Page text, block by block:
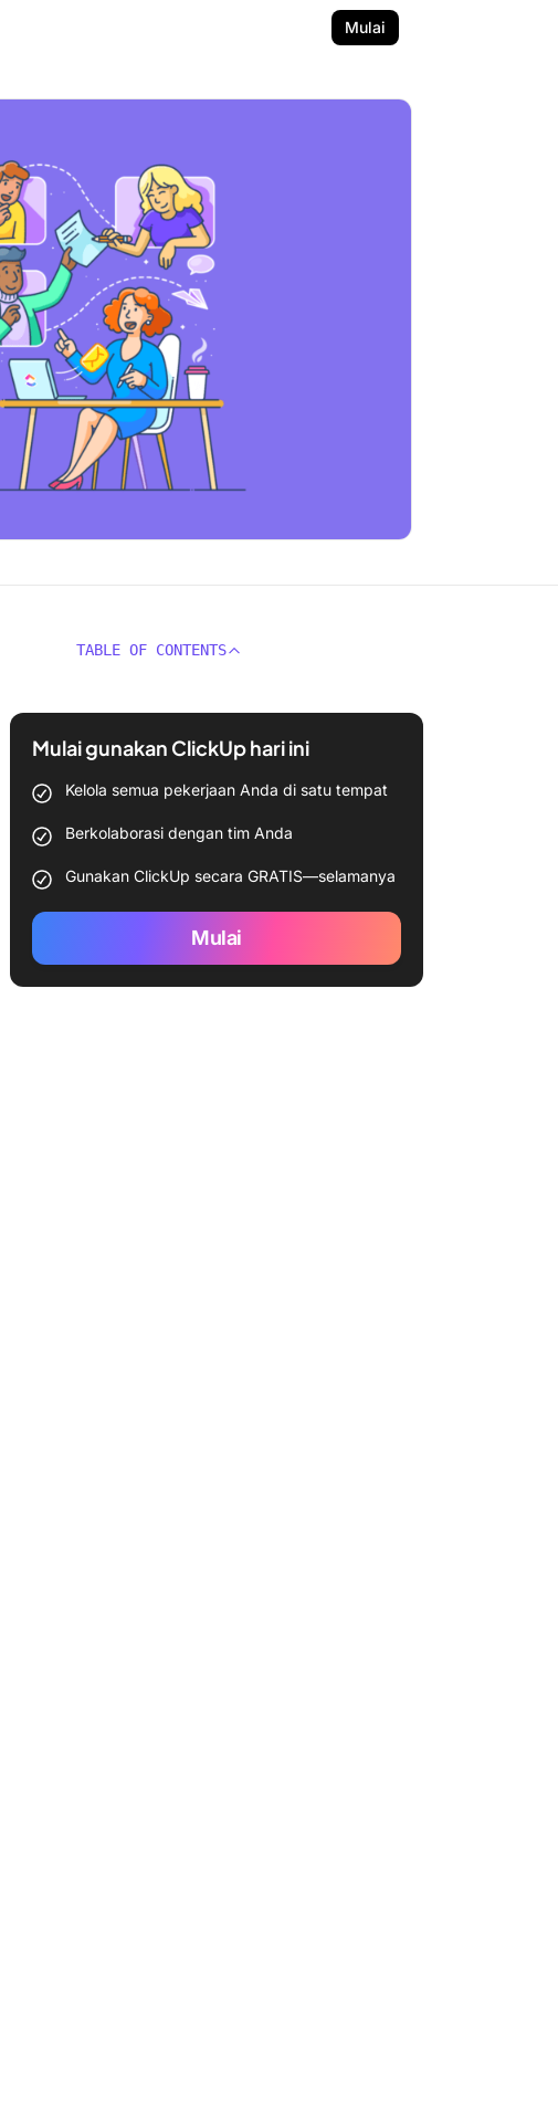
Mulai
TABLE OF CONTENTS
Mulai gunakan ClickUp hari ini
Kelola semua pekerjaan Anda di satu tempat
Berkolaborasi dengan tim Anda
Gunakan ClickUp secara GRATIS—selamanya
Mulai